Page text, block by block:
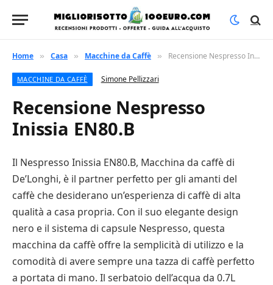
Home » Casa » Macchine da Caffè » Recensione Nespresso Inissia EN80.B
MACCHINE DA CAFFÈ Simone Pellizzari
Recensione Nespresso
Inissia EN80.B
Il Nespresso Inissia EN80.B, Macchina da caffè di
De’Longhi, è il partner perfetto per gli amanti del
caffè che desiderano un’esperienza di caffè di alta
qualità a casa propria. Con il suo elegante design
nero e il sistema di capsule Nespresso, questa
macchina da caffè offre la semplicità di utilizzo e la
comodità di avere sempre una tazza di caffè perfetto
a portata di mano. Il serbatoio dell’acqua da 0.7L